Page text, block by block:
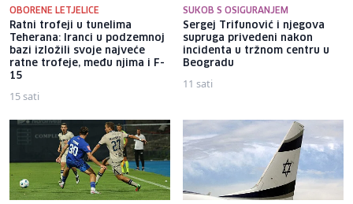
OBORENE LETJELICE
Ratni trofeji u tunelima
Teherana: Iranci u podzemnoj
bazi izložili svoje najveće
ratne trofeje, među njima i F-
15
15 sati
SUKOB S OSIGURANJEM
Sergej Trifunović i njegova
supruga privedeni nakon
incidenta u tržnom centru u
Beogradu
11 sati